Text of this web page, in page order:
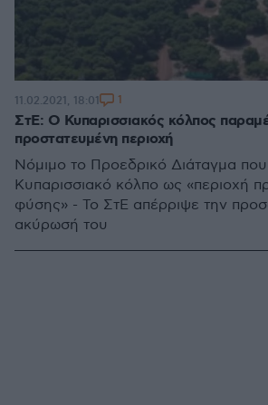
ΣτΕ: Ο Κυπαρισσιακός κόλπος
προστατευμένη περιοχή
Νόμιμο το Προεδρικό Διάταγμα που
Κυπαρισσιακό κόλπο ως «περιοχή
φύσης» - Το ΣτΕ απέρριψε την
ακύρωσή του
11.02.2021, 18:01 1